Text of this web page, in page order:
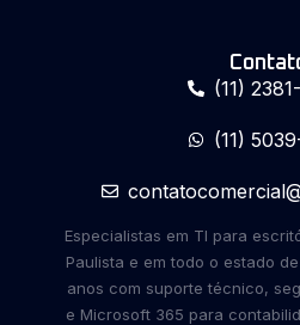
(11)
(11)
Especialistas em TI para
Paulista e em todo o estado
anos com suporte técnico,
e Microsoft 365 para